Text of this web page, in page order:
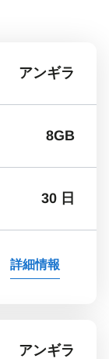
アンギラ
8GB
30 日
詳細情報
アンギラ